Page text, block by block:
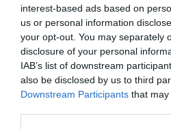
interest-based ads based on
us or personal information
your opt-out. You may separately
disclosure of your personal
IAB’s list of downstream
also be disclosed by us to third
Downstream Participants that
06.08.2026 | 14:02
«Επιχείρηση ελεύθερα
Αθήνα: Απομακρύνθηκαν
αντικείμενα από